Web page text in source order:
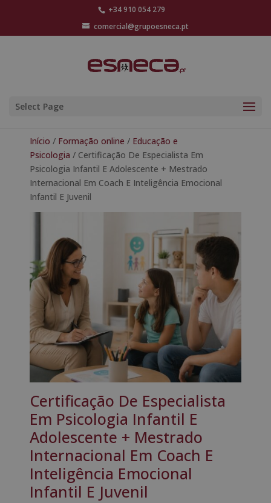
+34 910 054 279
comercial@grupoesneca.pt
Select Page
Início / Formação online / Educação e
Psicologia / Certificação De Especialista Em
Psicologia Infantil E Adolescente + Mestrado
Internacional Em Coach E Inteligência Emocional
Infantil E Juvenil
Certificação De Especialista
Em Psicologia Infantil E
Adolescente + Mestrado
Internacional Em Coach E
Inteligência Emocional
Infantil E Juvenil